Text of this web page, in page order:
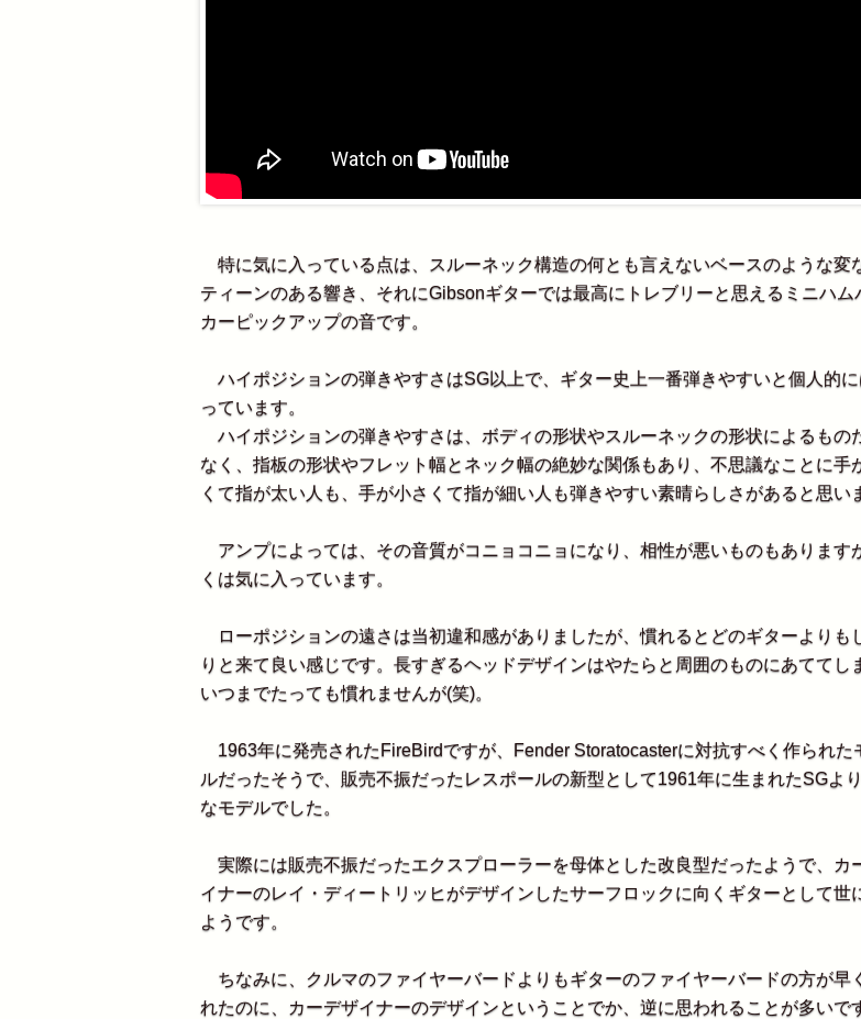
特に気に入っている点は、スルーネック構造の何とも言えないベースのような変
ティーンのある響き、それにGibsonギターでは最高にトレブリーと思えるミニハム
カーピックアップの音です。
ハイポジションの弾きやすさはSG以上で、ギター史上一番弾きやすいと個人的に
っています。
ハイポジションの弾きやすさは、ボディの形状やスルーネックの形状によるもの
なく、指板の形状やフレット幅とネック幅の絶妙な関係もあり、不思議なことに手
くて指が太い人も、手が小さくて指が細い人も弾きやすい素晴らしさがあると思い
アンプによっては、その音質がコニョコニョになり、相性が悪いものもあります
くは気に入っています。
ローポジションの遠さは当初違和感がありましたが、慣れるとどのギターよりも
りと来て良い感じです。長すぎるヘッドデザインはやたらと周囲のものにあててし
いつまでたっても慣れませんが(笑)。
1963年に発売されたFireBirdですが、Fender Storatocasterに対抗すべく作られた
ルだったそうで、販売不振だったレスポールの新型として1961年に生まれたSGよ
なモデルでした。
実際には販売不振だったエクスプローラーを母体とした改良型だったようで、カ
イナーのレイ・ディートリッヒがデザインしたサーフロックに向くギターとして世
ようです。
ちなみに、クルマのファイヤーバードよりもギターのファイヤーバードの方が早
れたのに、カーデザイナーのデザインということでか、逆に思われることが多いで